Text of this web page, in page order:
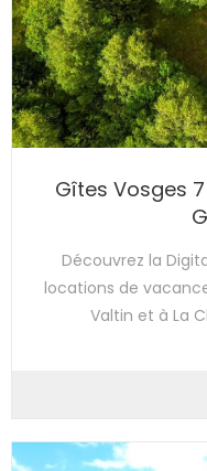
Gîtes Vosges
Découvrez la
locations de
Valtin et à La